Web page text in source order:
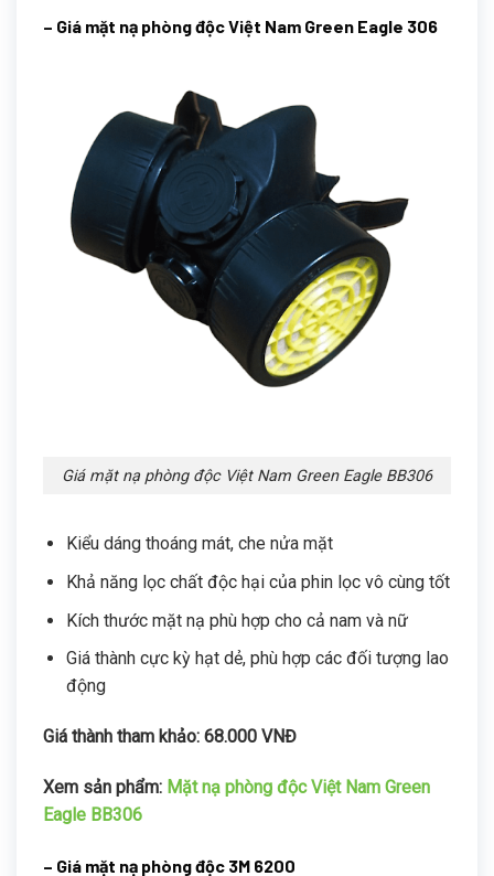
– Giá mặt nạ phòng độc Việt Nam Green Eagle 306
Giá mặt nạ phòng độc Việt Nam Green Eagle BB306
Kiểu dáng thoáng mát, che nửa mặt
Khả năng lọc chất độc hại của phin lọc vô cùng tốt
Kích thước mặt nạ phù hợp cho cả nam và nữ
Giá thành cực kỳ hạt dẻ, phù hợp các đối tượng lao
động
Giá thành tham khảo: 68.000 VNĐ
Xem sản phẩm: Mặt nạ phòng độc Việt Nam Green
Eagle BB306
– Giá mặt nạ phòng độc 3M 6200